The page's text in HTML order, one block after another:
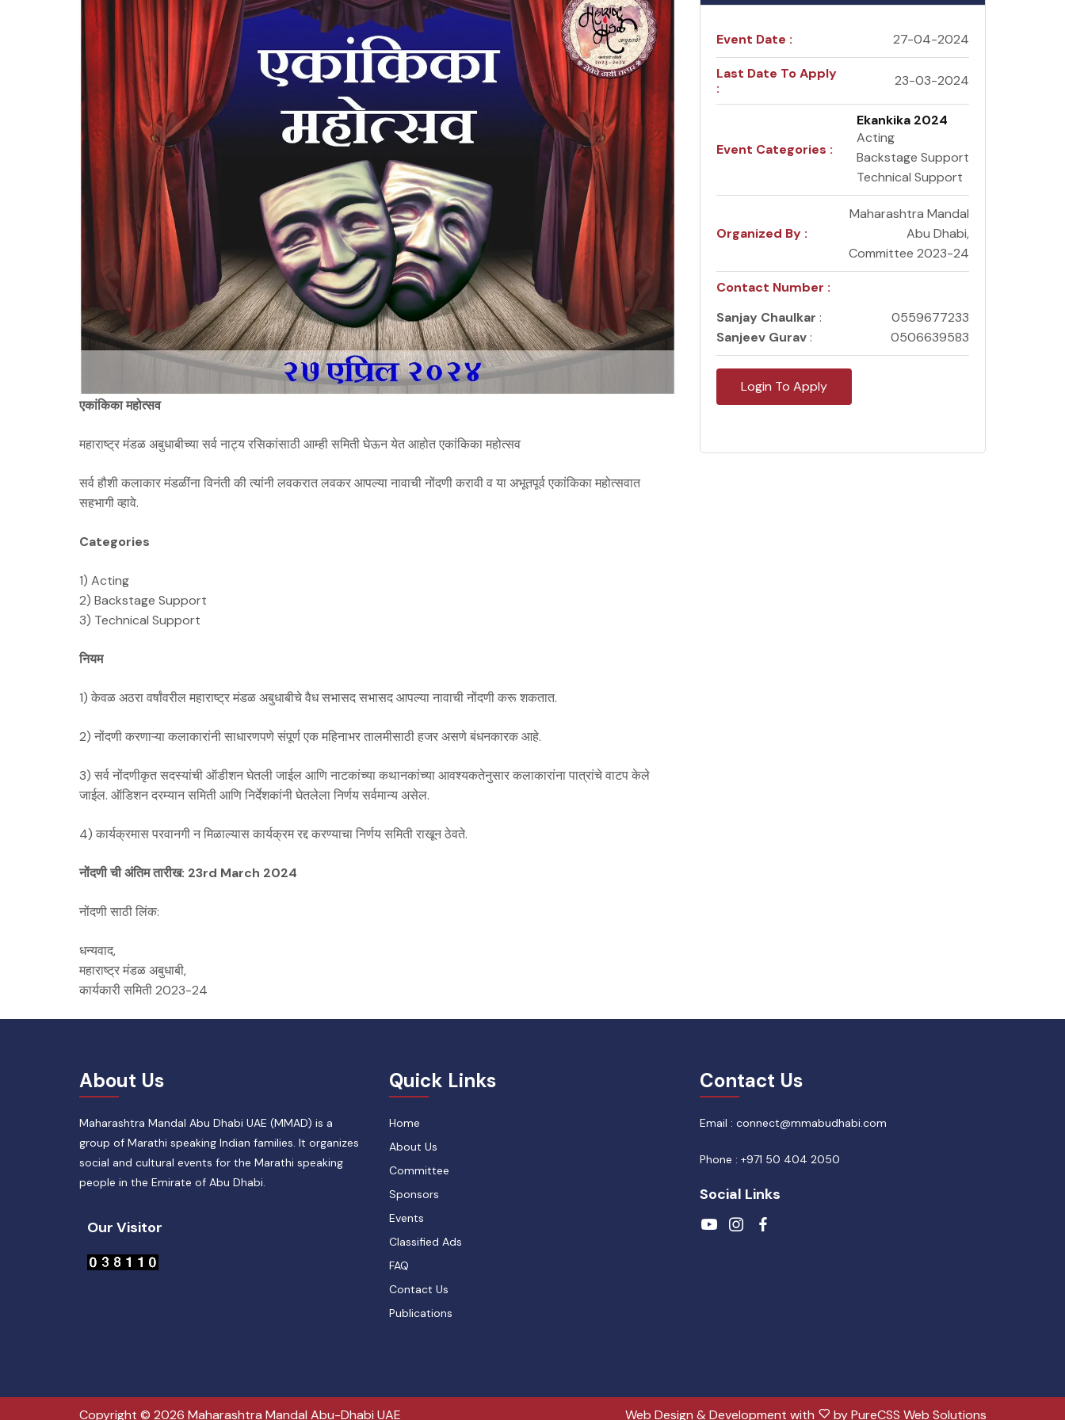
एकांकिका महोत्सव
महाराष्ट्र मंडळ अबुधाबीच्या सर्व नाट्य रसिकांसाठी आम्ही समिती घेऊन येत आहोत एकांकिका महोत्सव
सर्व हौशी कलाकार मंडळींना विनंती की त्यांनी लवकरात लवकर आपल्या नावाची नोंदणी करावी व या अभूतपूर्व एकांकिका महोत्सवात
सहभागी व्हावे.
Categories
1) Acting
2) Backstage Support
3) Technical Support
नियम
1) केवळ अठरा वर्षांवरील महाराष्ट्र मंडळ अबुधाबीचे वैध सभासद सभासद आपल्या नावाची नोंदणी करू शकतात.
2) नोंदणी करणाऱ्या कलाकारांनी साधारणपणे संपूर्ण एक महिनाभर तालमीसाठी हजर असणे बंधनकारक आहे.
3) सर्व नोंदणीकृत सदस्यांची ऑडीशन घेतली जाईल आणि नाटकांच्या कथानकांच्या आवश्यकतेनुसार कलाकारांना पात्रांचे वाटप केले
जाईल. ऑडिशन दरम्यान समिती आणि निर्देशकांनी घेतलेला निर्णय सर्वमान्य असेल.
4) कार्यक्रमास परवानगी न मिळाल्यास कार्यक्रम रद्द करण्याचा निर्णय समिती राखून ठेवते.
नोंदणी ची अंतिम तारीख: 23rd March 2024
नोंदणी साठी लिंक:
धन्यवाद,
महाराष्ट्र मंडळ अबुधाबी,
कार्यकारी समिती 2023-24
Event Date : 27-04-2024
Last Date To Apply
:
23-03-2024
Event Categories :
Ekankika 2024
Acting
Backstage Support
Technical Support
Organized By :
Maharashtra Mandal
Abu Dhabi,
Committee 2023-24
Contact Number :
Sanjay Chaulkar :
0559677233
Sanjeev Gurav: 0506639583
Login To Apply
About Us
Maharashtra Mandal Abu Dhabi UAE (MMAD) is a
group of Marathi speaking Indian families. It organizes
social and cultural events for the Marathi speaking
people in the Emirate of Abu Dhabi.
Our Visitor
Quick Links
Home
About Us
Committee
Sponsors
Events
Classified Ads
FAQ
Contact Us
Publications
Contact Us
Email : connect@mmabudhabi.com
Phone : +971 50 404 2050
Social Links
Copyright © 2026 Maharashtra Mandal Abu-Dhabi UAE Web Design & Development with byPureCSS Web Solutions